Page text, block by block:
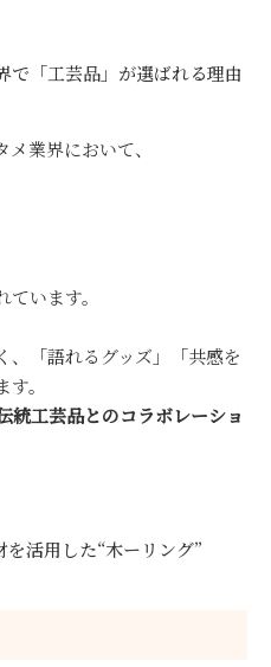
「工芸品」が選ばれる理由
業界において、
います。
、「語れるグッズ」「共感を
。
統工芸品とのコラボレーショ
活用した“木ーリング”